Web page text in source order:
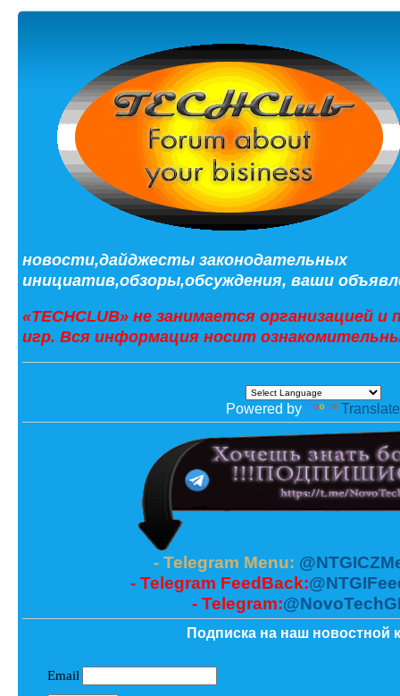
новости,дайджесты законодательных
инициатив,обзоры,обсуждения, ваши
«TECHCLUB» не занимается организацией
игр. Вся информация носит
Powered by Translate
- Telegram Menu:
- Telegram FeedBack:
- Telegram:
Подписка на наш новостной